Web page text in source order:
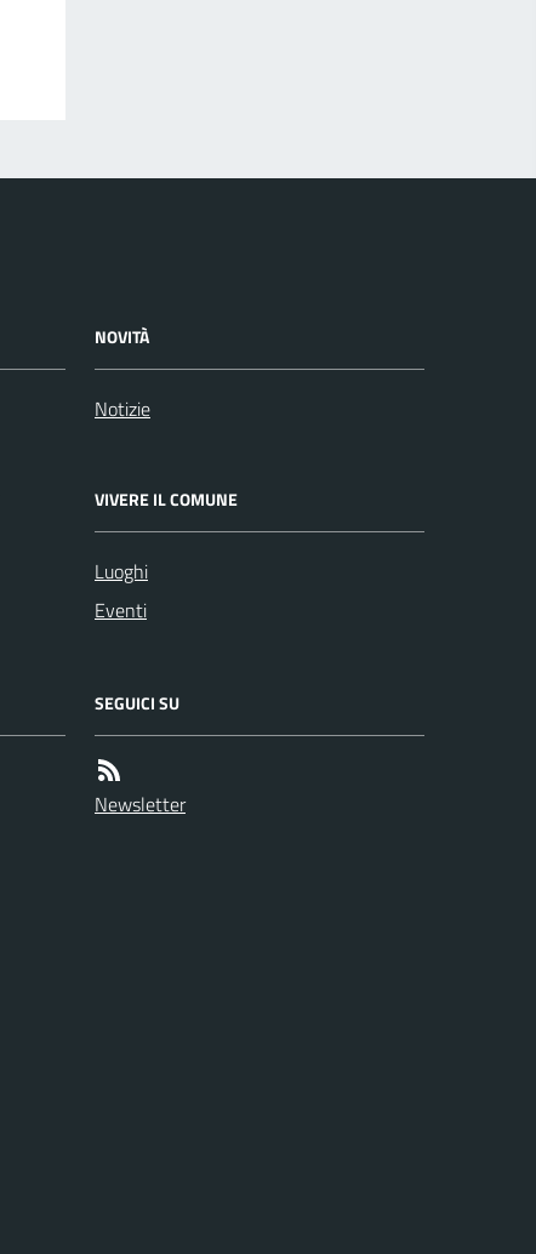
NOVITÀ
Notizie
VIVERE IL COMUNE
Luoghi
Eventi
SEGUICI SU
Newsletter